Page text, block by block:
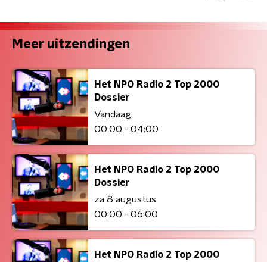
Meer uitzendingen
Het NPO Radio 2 Top 2000
Dossier
Vandaag
00:00 - 04:00
Het NPO Radio 2 Top 2000
Dossier
za 8 augustus
00:00 - 06:00
Het NPO Radio 2 Top 2000